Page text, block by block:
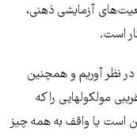
آزمایشی ذهنی،
است.
نظر آوریم و همچنین
مولکولهایی را که
پس دیو یا نادان است یا واقف به همه چیز